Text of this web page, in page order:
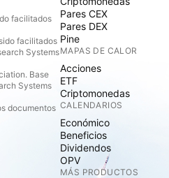
facilitados
facilitados
Systems
Base
Systems
documentos
Pares CEX
Pares DEX
Pine
MAPAS DE CALOR
Acciones
ETF
Criptomonedas
CALENDARIOS
Económico
Beneficios
Dividendos
OPV
MÁS PRODUCTOS